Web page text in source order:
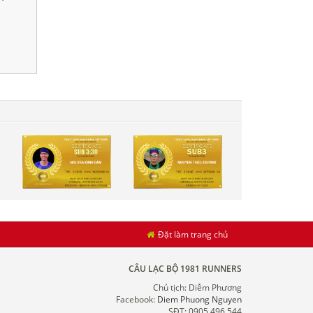
Đặt làm trang chủ
CÂU LẠC BỘ 1981 RUNNERS
Chủ tịch: Diễm Phương
Facebook: Diem Phuong Nguyen